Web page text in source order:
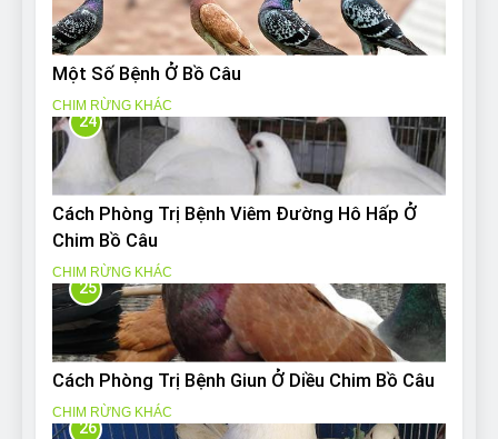
Một Số Bệnh Ở Bồ Câu
CHIM RỪNG KHÁC
24
Cách Phòng Trị Bệnh Viêm Đường Hô Hấp Ở
Chim Bồ Câu
CHIM RỪNG KHÁC
25
Cách Phòng Trị Bệnh Giun Ở Diều Chim Bồ Câu
CHIM RỪNG KHÁC
26